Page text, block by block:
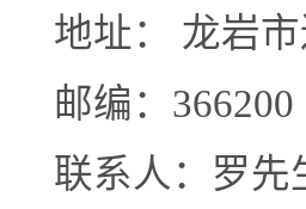
地址：
龙岩
邮编： 366200
联系人：罗先